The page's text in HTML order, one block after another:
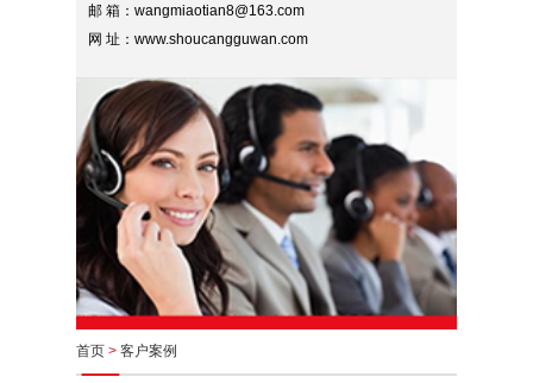
邮 箱：wangmiaotian8@163.com
网 址：www.shoucangguwan.com
首页 > 客户案例